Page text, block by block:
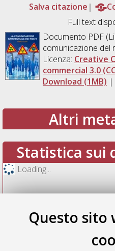
Questo sito
Salva citazione
Full text
Documento PDF
comunicazione del
Licenza: Creative
commercial 3.0
Download (1MB) |
Altri
Statistica sui
Loading...